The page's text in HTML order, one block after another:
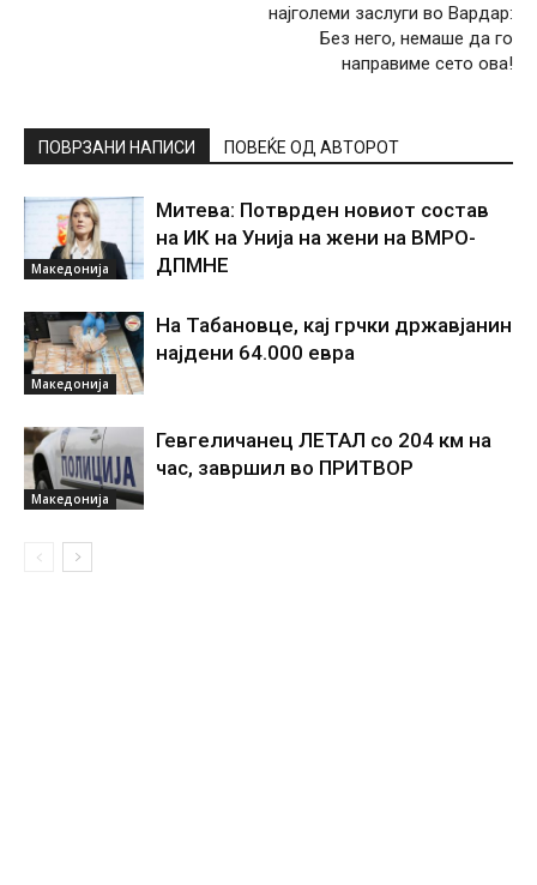
најголеми заслуги во Вардар:
Без него, немаше да го
направиме сето ова!
ПОВРЗАНИ НАПИСИ ПОВЕЌЕ ОД АВТОРОТ
Македонија
Митева: Потврден новиот состав
на ИК на Унија на жени на ВМРО-
ДПМНЕ
Македонија
На Табановце, кај грчки државјанин
најдени 64.000 евра
Македонија
Гевгеличанец ЛЕТАЛ со 204 км на
час, завршил во ПРИТВОР